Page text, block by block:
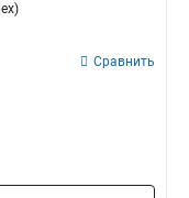
Сравнить